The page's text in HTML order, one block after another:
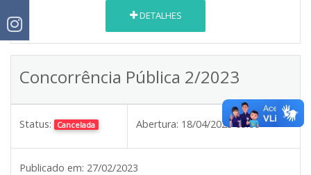
DETALHES
Concorrência Pública 2/2023
Status: Cancelada Abertura: 18/04/2023 09:00
Publicado em: 27/02/2023